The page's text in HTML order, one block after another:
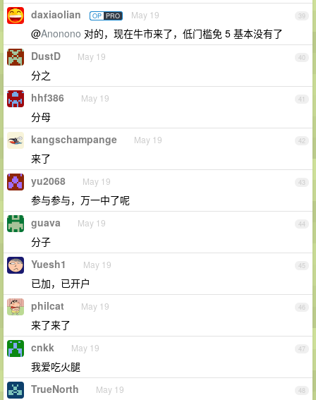
39
daxiaolian OP PRO May 19
@Anonono 对的，现在牛市来了，低门槛免 5 基本没有了
40
DustD May 19
分之
41
hhf386 May 19
分母
42
kangschampange May 19
来了
43
yu2068 May 19
参与参与，万一中了呢
44
guava May 19
分子
45
Yuesh1 May 19
已加，已开户
46
philcat May 19
来了来了
47
cnkk May 19
我爱吃火腿
48
TrueNorth May 19